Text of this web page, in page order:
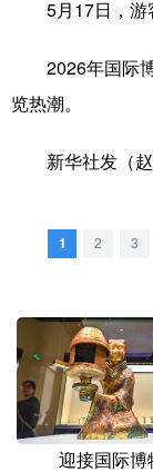
彩票
文化产业
地方频道
辽宁
浙江
山东
5月17日，游客
2026年国际博
览热潮。
新华社发（赵
1 2 3
迎接国际博